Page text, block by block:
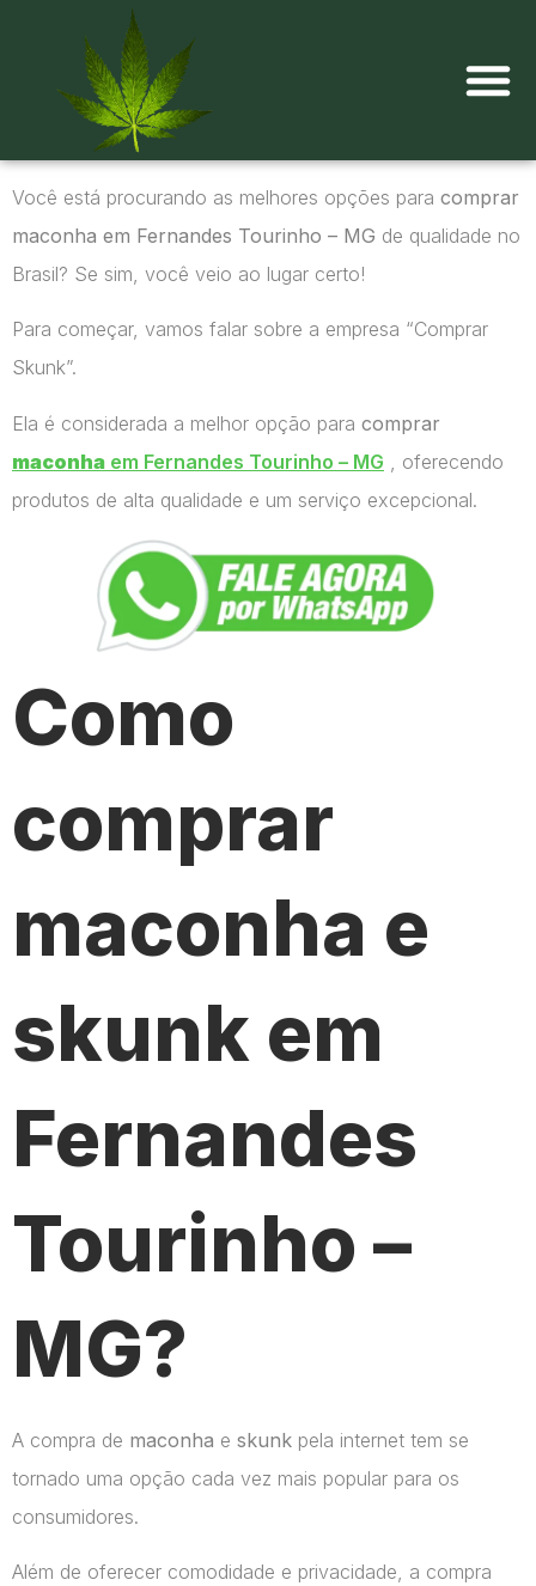
Você está procurando as melhores opções para comprar
maconha em Fernandes Tourinho – MG de qualidade no
Brasil? Se sim, você veio ao lugar certo!
Para começar, vamos falar sobre a empresa “Comprar
Skunk”.
Ela é considerada a melhor opção para comprar
maconha em Fernandes Tourinho – MG , oferecendo
produtos de alta qualidade e um serviço excepcional.
Como
comprar
maconha e
skunk em
Fernandes
Tourinho –
MG?
A compra de maconha e skunk pela internet tem se
tornado uma opção cada vez mais popular para os
consumidores.
Além de oferecer comodidade e privacidade, a compra